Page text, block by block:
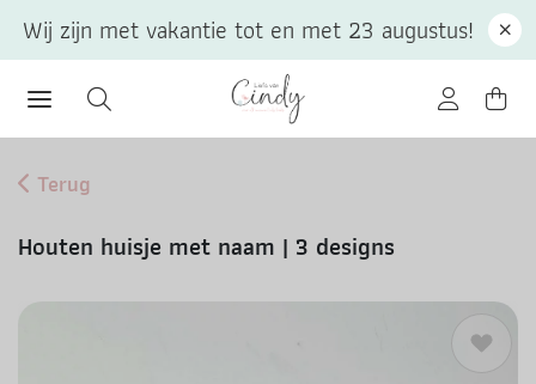
Terug
Houten huisje met naam | 3 designs
Wij zijn met vakantie tot en met 23 augustus!